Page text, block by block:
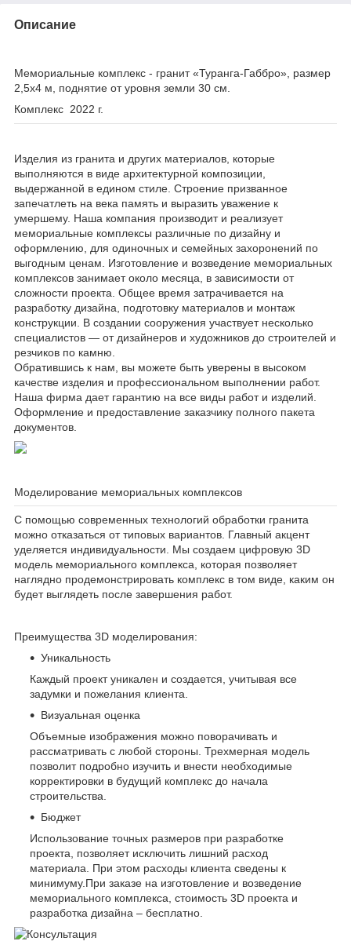
Описание
Мемориальные комплекс - гранит «Туранга-Габбро», размер
2,5х4 м, поднятие от уровня земли 30 см.
Комплекс 2022 г.
Изделия из гранита и других материалов, которые
выполняются в виде архитектурной композиции,
выдержанной в едином стиле. Строение призванное
запечатлеть на века память и выразить уважение к
умершему. Наша компания производит и реализует
мемориальные комплексы различные по дизайну и
оформлению, для одиночных и семейных захоронений по
выгодным ценам. Изготовление и возведение мемориальных
комплексов занимает около месяца, в зависимости от
сложности проекта. Общее время затрачивается на
разработку дизайна, подготовку материалов и монтаж
конструкции. В создании сооружения участвует несколько
специалистов — от дизайнеров и художников до строителей и
резчиков по камню.
Обратившись к нам, вы можете быть уверены в высоком
качестве изделия и профессиональном выполнении работ.
Наша фирма дает гарантию на все виды работ и изделий.
Оформление и предоставление заказчику полного пакета
документов.
Моделирование мемориальных комплексов
С помощью современных технологий обработки гранита
можно отказаться от типовых вариантов. Главный акцент
уделяется индивидуальности. Мы создаем цифровую 3D
модель мемориального комплекса, которая позволяет
наглядно продемонстрировать комплекс в том виде, каким он
будет выглядеть после завершения работ.
Преимущества 3D моделирования:
Уникальность
Каждый проект уникален и создается, учитывая все
задумки и пожелания клиента.
Визуальная оценка
Объемные изображения можно поворачивать и
рассматривать с любой стороны. Трехмерная модель
позволит подробно изучить и внести необходимые
корректировки в будущий комплекс до начала
строительства.
Бюджет
Использование точных размеров при разработке
проекта, позволяет исключить лишний расход
материала. При этом расходы клиента сведены к
минимуму.При заказе на изготовление и возведение
мемориального комплекса, стоимость 3D проекта и
разработка дизайна – бесплатно.